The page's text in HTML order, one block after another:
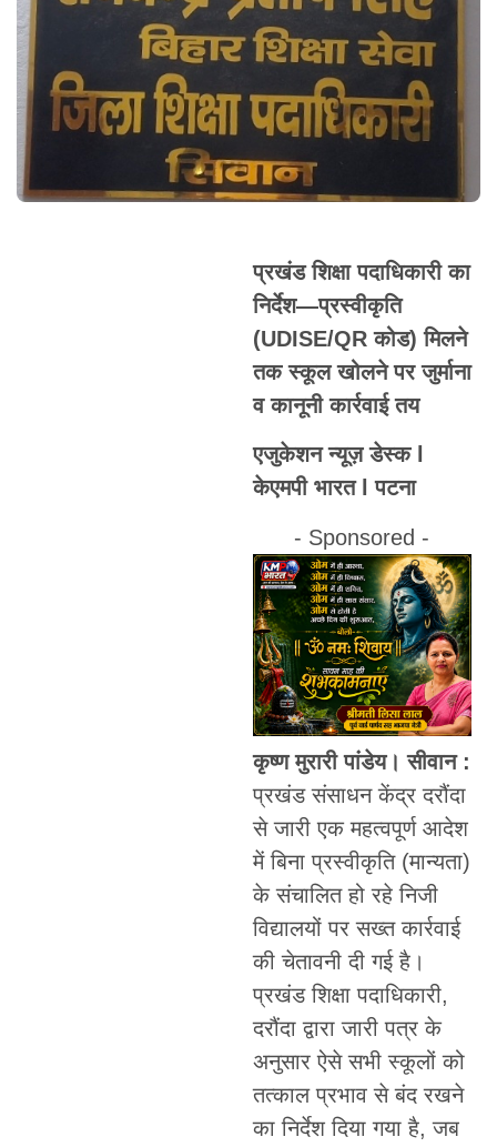
प्रखंड शिक्षा पदाधिकारी का
निर्देश—प्रस्वीकृति
(UDISE/QR कोड) मिलने
तक स्कूल खोलने पर जुर्माना
व कानूनी कार्रवाई तय
एजुकेशन न्यूज़ डेस्क l
केएमपी भारत l पटना
- Sponsored -
कृष्ण मुरारी पांडेय। सीवान :
प्रखंड संसाधन केंद्र दरौंदा
से जारी एक महत्वपूर्ण आदेश
में बिना प्रस्वीकृति (मान्यता)
के संचालित हो रहे निजी
विद्यालयों पर सख्त कार्रवाई
की चेतावनी दी गई है।
प्रखंड शिक्षा पदाधिकारी,
दरौंदा द्वारा जारी पत्र के
अनुसार ऐसे सभी स्कूलों को
तत्काल प्रभाव से बंद रखने
का निर्देश दिया गया है, जब